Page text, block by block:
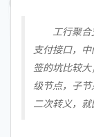
工行聚
支付接口，
签的坑比较
级节点，子
二次转义，就